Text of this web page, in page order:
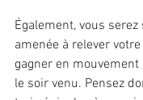
Également, vous
amenée à relever
gagner en
le soir venu. Pensez